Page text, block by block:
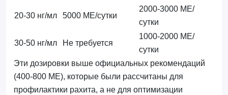
20-30 нг/мл 5000 МЕ/сутки
2000-3000 МЕ/
сутки
30-50 нг/мл Не требуется
1000-2000 МЕ/
сутки
Эти дозировки выше официальных рекомендаций
(400-800 МЕ), которые были рассчитаны для
профилактики рахита, а не для оптимизации